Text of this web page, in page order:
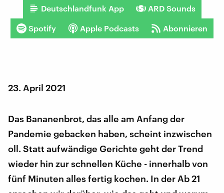
Deutschlandfunk App ARD Sounds
Spotify Apple Podcasts Abonnieren
23. April 2021
Das Bananenbrot, das alle am Anfang der
Pandemie gebacken haben, scheint inzwischen
oll. Statt aufwändige Gerichte geht der Trend
wieder hin zur schnellen Küche - innerhalb von
fünf Minuten alles fertig kochen. In der Ab 21